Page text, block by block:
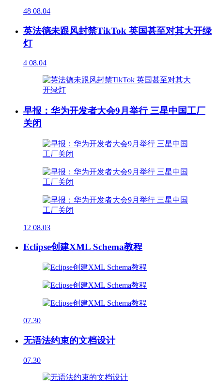
48 08.04
英法德未跟风封禁TikTok 英国甚至对其大开绿
灯
4 08.04
早报：华为开发者大会9月举行 三星中国工厂
关闭
12 08.03
Eclipse创建XML Schema教程
07.30
无语法约束的文档设计
07.30